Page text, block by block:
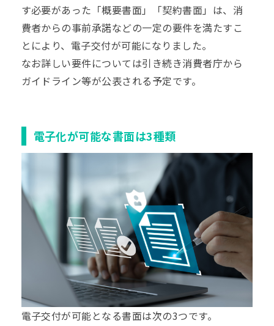
す必要があった「概要書面」「契約書面」は、消
費者からの事前承諾などの一定の要件を満たすこ
とにより、電子交付が可能になりました。
なお詳しい要件については引き続き消費者庁から
ガイドライン等が公表される予定です。
電子化が可能な書面は3種類
電子交付が可能となる書面は次の3つです。